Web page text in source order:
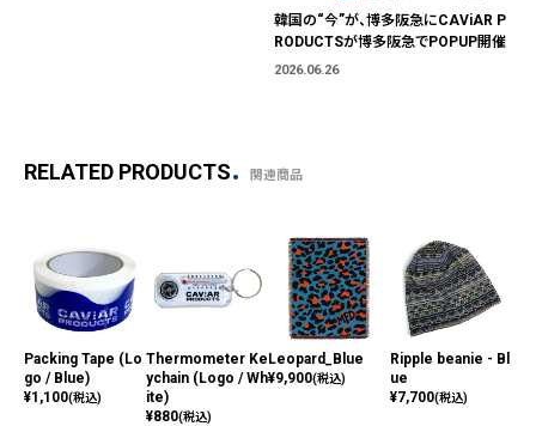
韓国の“今”が、博多阪急にCAViAR P
RODUCTSが博多阪急でPOPUP開催
2026.06.26
RELATED PRODUCTS 関連商品
Packing Tape (Lo
go / Blue)
¥1,100(税込)
Thermometer Ke
ychain (Logo / Wh
ite)
¥880(税込)
Leopard_Blue
¥9,900(税込)
Ripple beanie - Bl
ue
¥7,700(税込)